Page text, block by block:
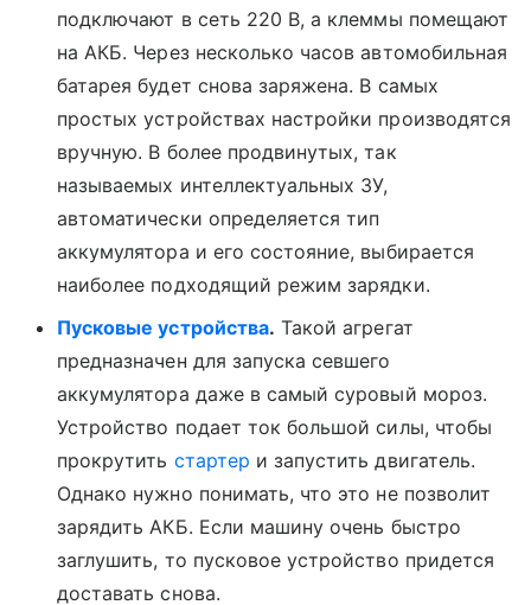
подключают в сеть 220 В, а клеммы помещают
на АКБ. Через несколько часов автомобильная
батарея будет снова заряжена. В самых
простых устройствах настройки производятся
вручную. В более продвинутых, так
называемых интеллектуальных ЗУ,
автоматически определяется тип
аккумулятора и его состояние, выбирается
наиболее подходящий режим зарядки.
Пусковые устройства. Такой агрегат
предназначен для запуска севшего
аккумулятора даже в самый суровый мороз.
Устройство подает ток большой силы, чтобы
прокрутить стартер и запустить двигатель.
Однако нужно понимать, что это не позволит
зарядить АКБ. Если машину очень быстро
заглушить, то пусковое устройство придется
доставать снова.